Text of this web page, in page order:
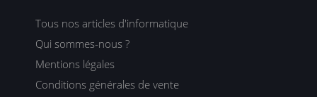
Tous nos articles d'informatique
Qui sommes-nous ?
Mentions légales
Conditions générales de vente